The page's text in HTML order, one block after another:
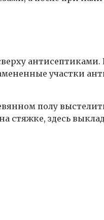
участки
полу
стяжке, здесь